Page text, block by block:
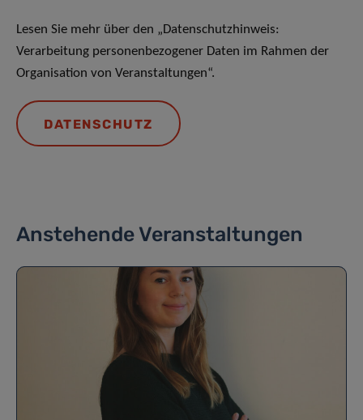
Lesen Sie mehr über den „Datenschutzhinweis:
Verarbeitung personenbezogener Daten im Rahmen der
Organisation von Veranstaltungen“.
DATENSCHUTZ
Anstehende Veranstaltungen